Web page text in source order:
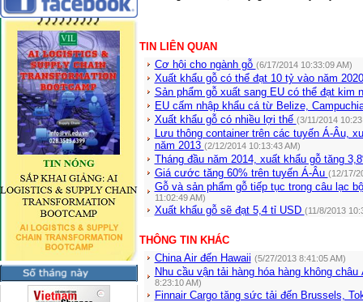
TIN LIÊN QUAN
Cơ hội cho ngành gỗ (6/17/2014 10:33:09 AM)
Xuất khẩu gỗ có thể đạt 10 tỷ vào năm
Sản phẩm gỗ xuất sang EU có thể đạt kim
EU cấm nhập khẩu cá từ Belize,
Xuất khẩu gỗ có nhiều lợi thế (3/11/2014
Lưu thông container trên các tuyến Á-Âu,
năm 2013 (2/12/2014 10:13:43 AM)
Tháng đầu năm 2014, xuất khẩu gỗ tăng
Giá cước tăng 60% trên tuyến Á-Âu (12/17/
Gỗ và sản phẩm gỗ tiếp tục trong câu lạc
11:02:49 AM)
Xuất khẩu gỗ sẽ đạt 5,4 tỉ USD (11/8/2013
THÔNG TIN KHÁC
China Air đến Hawaii (5/27/2013 8:41:05 AM)
Nhu cầu vận tải hàng hóa hàng không
8:23:10 AM)
Finnair Cargo tăng sức tải đến Brussels,